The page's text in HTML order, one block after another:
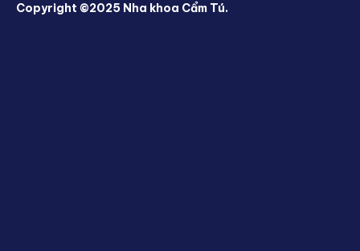
Copyright ©2025 Nha khoa Cẩm Tú.